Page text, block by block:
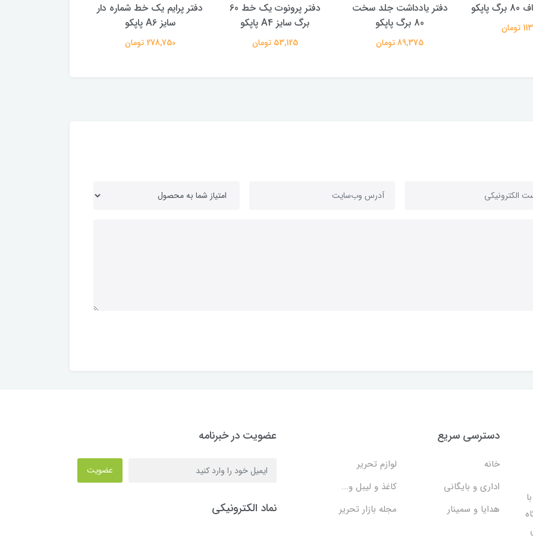
جلد سخت
دفتر پرونوت یک خط 60
برگ سایز A4 پاپکو
53,125 تومان
دفتر پرایم یک خط شماره دار
سایز A6 پاپکو
278,750 تومان
دفتر جیبدار 100 برگ پاپکو
374,000 تومان
دسترسی سریع
خانه
لوازم تحریر
اداری و بایگانی
کاغذ و لیبل و...
هدایا و سمینار
مجله بازار تحریر
عضویت در خبرنامه
عضویت
نماد الکترونیکی